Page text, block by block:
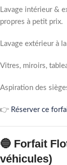
Lavage intérieur &
propres à petit prix.
Lavage extérieur à
Vitres, miroirs,
Aspiration des
👉 Réserver ce
🔵 Forfait
véhicules)